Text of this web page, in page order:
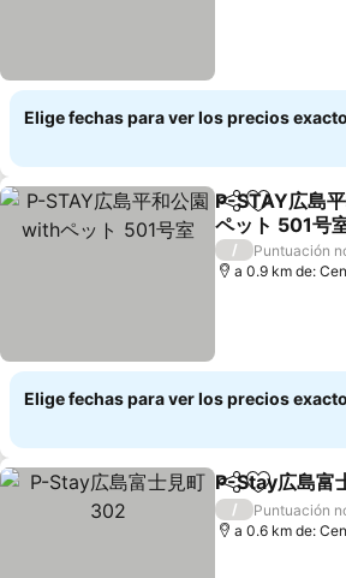
Elige fechas para ver los precios
Compartir
Agregar
P-STAY広島
ペット 501号
Ver precios
/
Puntuación
a 0.9 km de:
Elige fechas para ver los precios
Compartir
Agregar
P-Stay広島富
/
Puntuación
a 0.6 km de: